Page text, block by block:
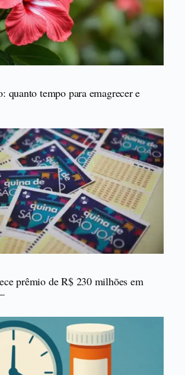
quanto tempo para emagrecer e
prêmio de R$ 230 milhões em